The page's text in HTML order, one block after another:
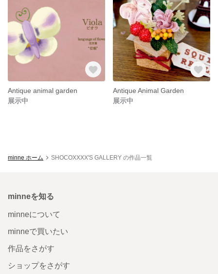
Antique animal garden
展示中
Antique Animal Garden
展示中
minne ホーム SHOCOXXXX'S GALLERY の作品一覧
minneを知る
minneについて
minneで買いたい
作品をさがす
ショップをさがす